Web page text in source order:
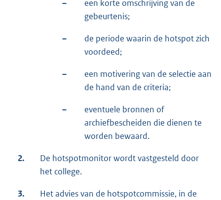
–
een korte omschrijving van de
gebeurtenis;
–
de periode waarin de hotspot zich
voordeed;
–
een motivering van de selectie aan
de hand van de criteria;
–
eventuele bronnen of
archiefbescheiden die dienen te
worden bewaard.
2.
De hotspotmonitor wordt vastgesteld door
het college.
3.
Het advies van de hotspotcommissie, in de